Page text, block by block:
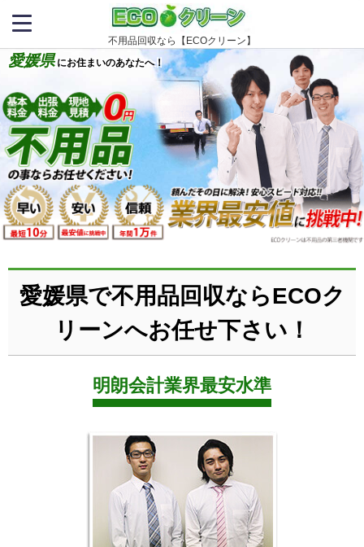
不用品回収なら【ECOクリーン】
愛媛県にお住まいのあなたへ！
愛媛県で不用品回収ならECOク
リーンへお任せ下さい！
明朗会計業界最安水準